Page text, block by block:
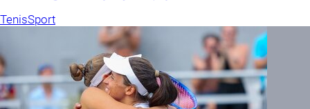
TenisSport